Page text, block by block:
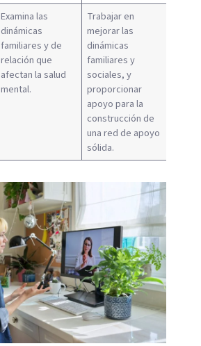
Examina las
dinámicas
familiares y de
relación que
afectan la salud
mental.
Trabajar en
mejorar las
dinámicas
familiares y
sociales, y
proporcionar
apoyo para la
construcción de
una red de apoyo
sólida.